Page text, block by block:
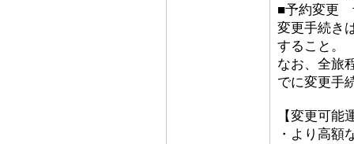
■予約変更
変更手続き
すること。
なお、全旅
でに変更手
【変更可能
・より高額